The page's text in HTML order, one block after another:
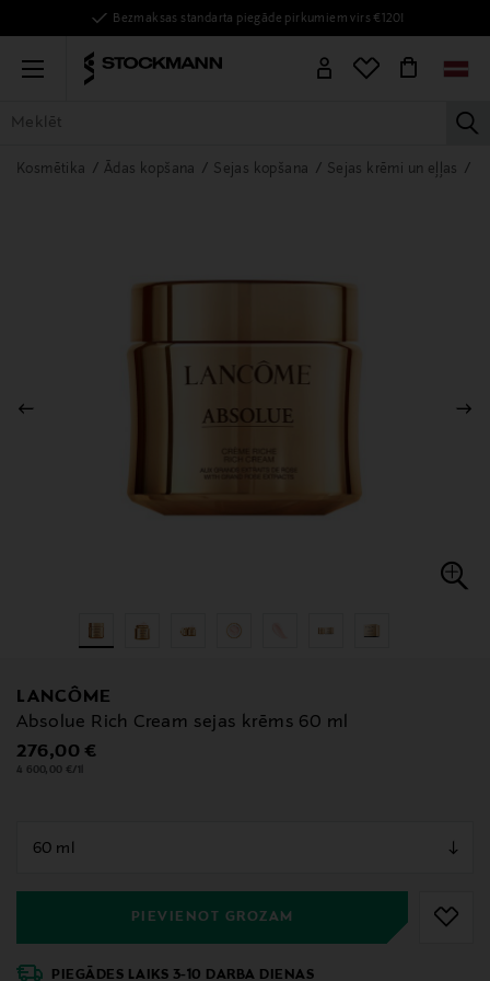
Bezmaksas standarta piegāde pirkumiem virs €120!
Menu
VISAS PRECES SIEVIETĒM VĪRIEŠIEM BĒRNIEM MĀJAI
Kosmētika Ādas kopšana Sejas kopšana Sejas krēmi un eļļas
LANCÔME
Absolue Rich Cream sejas krēms 60 ml
Original Price
276,00 €
4 600,00 €/1l
PIEVIENOT GROZAM
PIEGĀDES LAIKS 3-10 DARBA DIENAS